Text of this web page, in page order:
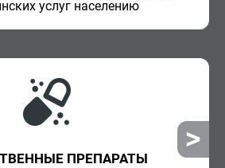
услуг на­се­ле­нию
ПРЕПАРАТЫ